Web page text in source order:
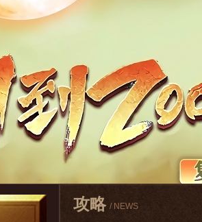
攻略 / NEWS